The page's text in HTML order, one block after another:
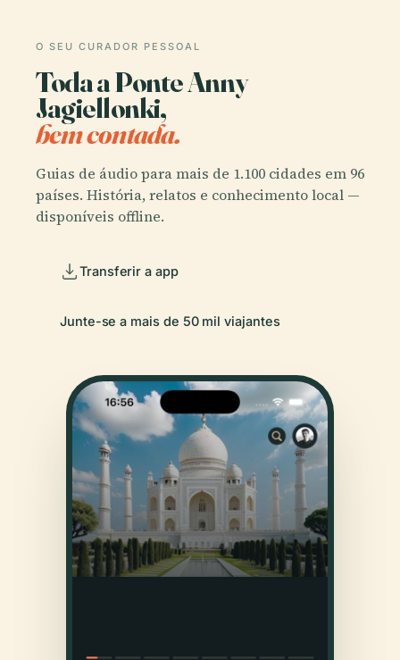
O SEU CURADOR PESSOAL
Toda a Ponte Anny
Jagiellonki,
bem contada.
Guias de áudio para mais de 1.100 cidades em 96
países. História, relatos e conhecimento local —
disponíveis offline.
Transferir a app
Junte-se a mais de 50 mil viajantes